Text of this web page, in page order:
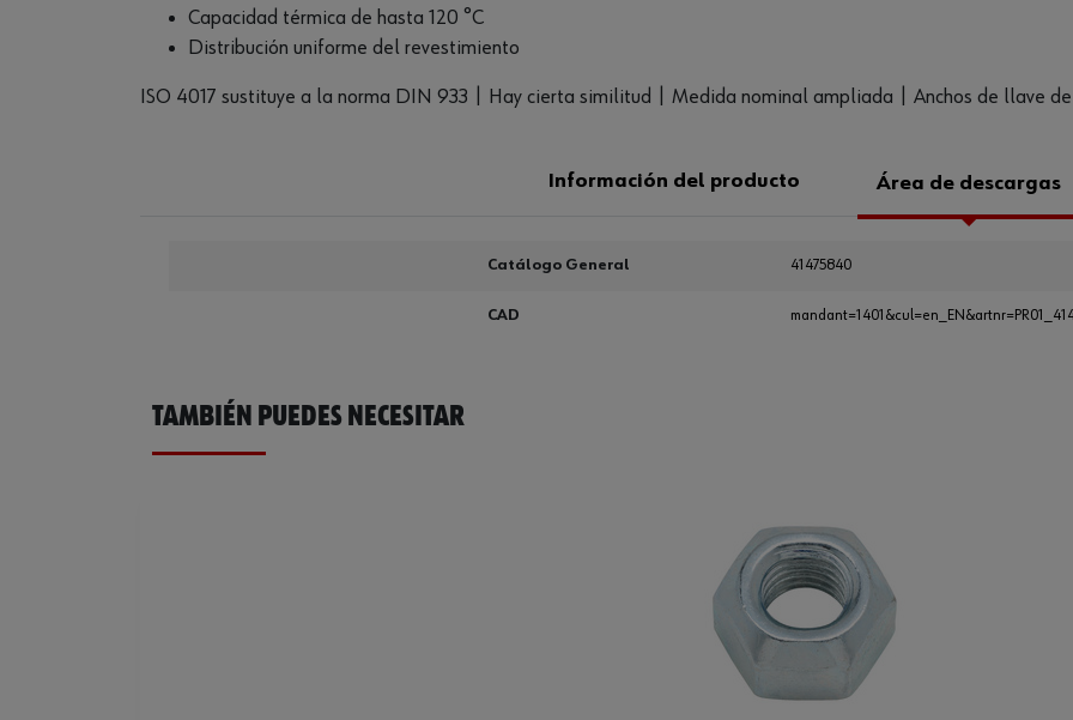
Capacidad térmica de hasta 120 °C
Distribución uniforme del revestimiento
ISO 4017 sustituye a la norma DIN 933 | Hay cierta similitud | Medida nominal ampliada | Anchos de llave de
Información del producto Área de descargas
Catálogo General 41475840
CAD
TAMBIÉN PUEDES NECESITAR